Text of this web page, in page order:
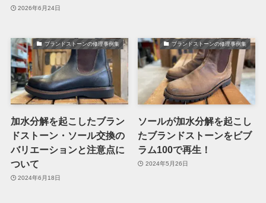
2026年6月24日
ブランドストーンの修理事例集
加水分解を起こしたブラン
ドストーン・ソール交換の
バリエーションと注意点に
ついて
2024年6月18日
ブランドストーンの修理事例集
ソールが加水分解を起こし
たブランドストーンをビブ
ラム100で再生！
2024年5月26日